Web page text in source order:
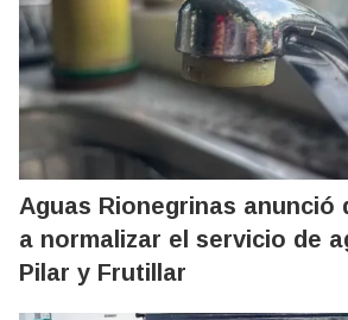
Aguas Rionegrinas anunció
a normalizar el servicio de
Pilar y Frutillar